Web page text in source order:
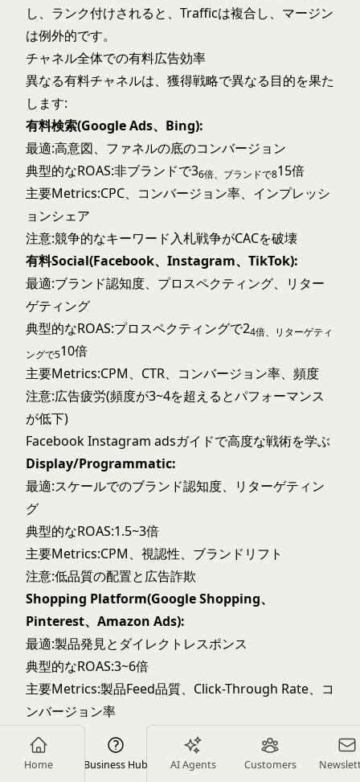
Home Business Hub AI Agents Customers
し、ランク付けされると、Trafficは複合し、マージン
は例外的です。
チャネル全体での有料広告効率
異なる有料チャネルは、獲得戦略で異なる目的を果た
します:
有料検索(Google Ads、Bing):
最適:高意図、ファネルの底のコンバージョン
典型的なROAS:非ブランドで36倍、ブランドで815倍
主要Metrics:CPC、コンバージョン率、インプレッシ
ョンシェア
注意:競争的なキーワード入札戦争がCACを破壊
有料Social(Facebook、Instagram、TikTok):
最適:ブランド認知度、プロスペクティング、リター
ゲティング
典型的なROAS:プロスペクティングで24倍、リターゲティ
ングで510倍
主要Metrics:CPM、CTR、コンバージョン率、頻度
注意:広告疲労(頻度が3~4を超えるとパフォーマンス
が低下)
Facebook Instagram adsガイドで高度な戦術を学ぶ
Display/Programmatic:
最適:スケールでのブランド認知度、リターゲティン
グ
典型的なROAS:1.5~3倍
主要Metrics:CPM、視認性、ブランドリフト
注意:低品質の配置と広告詐欺
Shopping Platform(Google Shopping、
Pinterest、Amazon Ads):
最適:製品発見とダイレクトレスポンス
典型的なROAS:3~6倍
主要Metrics:製品Feed品質、Click-Through Rate、コ
ンバージョン率
注意:プロモーション入札からのマージン侵食
Google Shopping ads
戦略でパフォーマンスを最適